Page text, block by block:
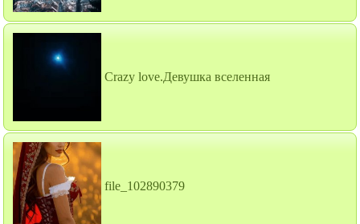
Crazy love.Девушка вселенная
file_102890379